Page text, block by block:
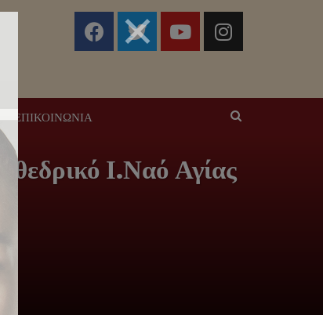
ΕΠΙΚΟΙΝΩΝΊΑ
Ι.Ναό Αγίας